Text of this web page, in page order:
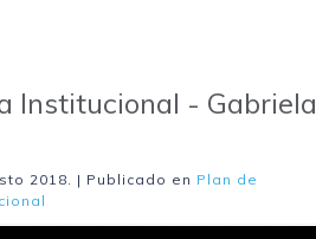
Institucional - Gabriela
2018 . | Publicado en Plan de